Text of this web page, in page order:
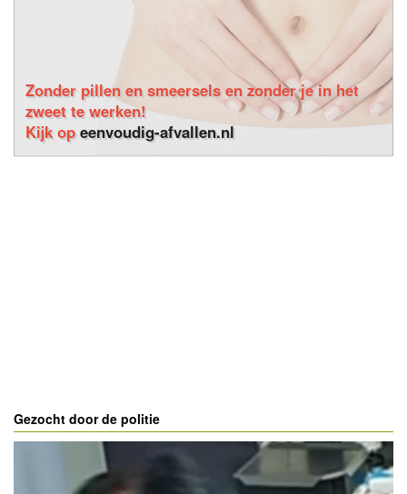
Zonder pillen en smeersels en zonder je in het
zweet te werken!
Kijk opeenvoudig-afvallen.nl
Gezocht door de politie